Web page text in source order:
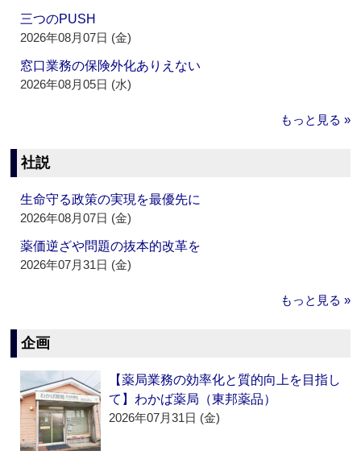
三つのPUSH
2026年08月07日 (金)
窓口業務の保険外化ありえない
2026年08月05日 (水)
もっと見る »
社説
生命守る政策の実現を最優先に
2026年08月07日 (金)
薬価逆ざや問題の抜本的改革を
2026年07月31日 (金)
もっと見る »
企画
【薬局業務の効率化と質的向上を目指し
て】わかば薬局（東邦薬品）
2026年07月31日 (金)